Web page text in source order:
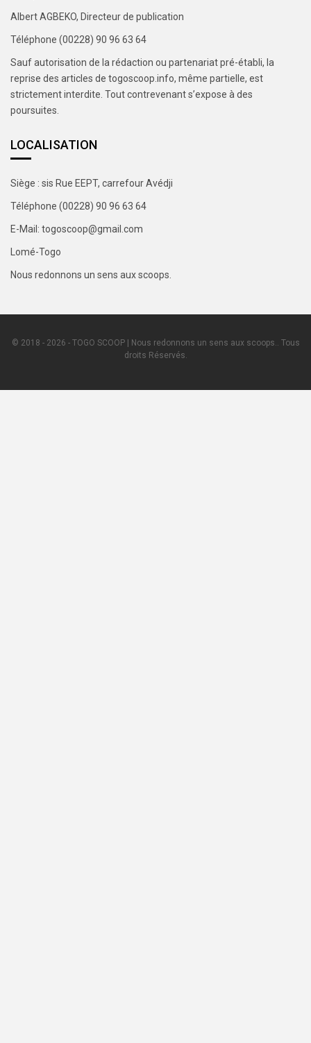
Albert AGBEKO, Directeur de publication
Téléphone (00228) 90 96 63 64
Sauf autorisation de la rédaction ou partenariat pré-établi, la
reprise des articles de togoscoop.info, même partielle, est
strictement interdite. Tout contrevenant s’expose à des
poursuites.
LOCALISATION
Siège : sis Rue EEPT, carrefour Avédji
Téléphone (00228) 90 96 63 64
E-Mail: togoscoop@gmail.com
Lomé-Togo
Nous redonnons un sens aux scoops.
© 2018 - 2026 - TOGO SCOOP | Nous redonnons un sens aux scoops.. Tous
droits Réservés.